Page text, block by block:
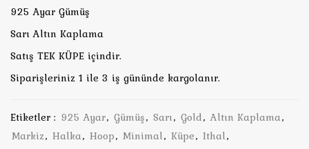
925 Ayar Gümüş
Sarı Altın Kaplama
Satış TEK KÜPE içindir.
Siparişleriniz 1 ile 3 iş gününde kargolanır.
Etiketler : 925 Ayar, Gümüş, Sarı, Gold, Altın Kaplama,
Markiz, Halka, Hoop, Minimal, Küpe, Ithal,